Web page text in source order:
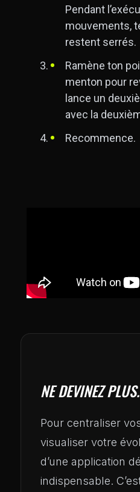
Pendant
mouvements,
restent serrés.
Ramène ton
menton pour
lance un
avec la
Recommence.
NE DEVINEZ PLUS.
Pour centraliser
visualiser votre
d’une application
indispensable.